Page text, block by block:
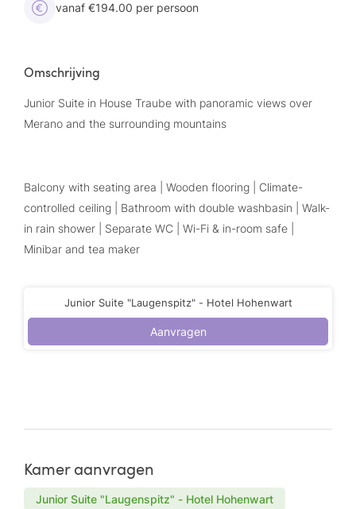
vanaf €194.00 per persoon
Omschrijving
Junior Suite in House Traube with panoramic views over
Merano and the surrounding mountains
Balcony with seating area | Wooden flooring | Climate-
controlled ceiling | Bathroom with double washbasin | Walk-
in rain shower | Separate WC | Wi-Fi & in-room safe |
Minibar and tea maker
Junior Suite "Laugenspitz" - Hotel Hohenwart
Aanvragen
Kamer aanvragen
Junior Suite "Laugenspitz" - Hotel Hohenwart